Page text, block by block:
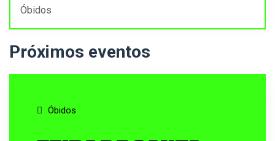
Óbidos
Próximos eventos
Óbidos